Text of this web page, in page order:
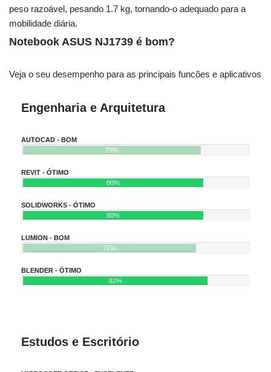
peso razoável, pesando 1.7 kg, tornando-o adequado para a
mobilidade diária.
Notebook ASUS NJ1739 é bom?
Veja o seu desempenho para as principais funcões e aplicativos
Engenharia e Arquitetura
AUTOCAD - BOM
79%
REVIT - ÓTIMO
80%
SOLIDWORKS - ÓTIMO
80%
LUMION - BOM
77%
BLENDER - ÓTIMO
82%
Estudos e Escritório